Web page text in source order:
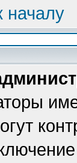
началу